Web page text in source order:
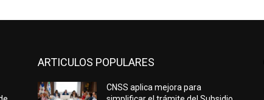
ARTICULOS POPULARES
CNSS aplica mejora para